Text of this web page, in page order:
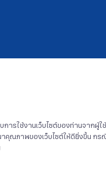
การใช้งานเว็บไซต์ของท่านจากผู้
คุณภาพของเว็บไซต์ให้ดียิ่งขึ้น กร